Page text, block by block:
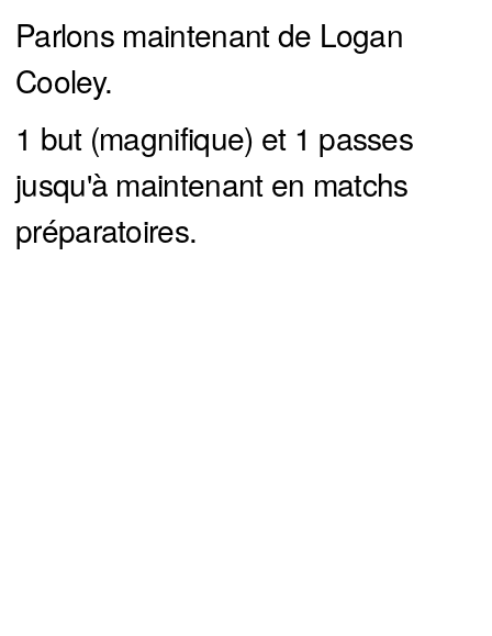
Parlons maintenant de Logan
Cooley.
1 but (magnifique) et 1 passes
jusqu'à maintenant en matchs
préparatoires.